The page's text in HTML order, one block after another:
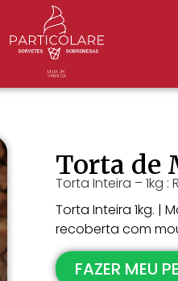
Torta de
Torta Inteira – 1kg :
Torta Inteira 1kg. |
recoberta com
FAZER MEU